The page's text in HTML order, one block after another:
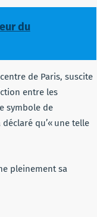
du
de Paris, suscite
entre les
symbole de
qu’« une telle
pleinement sa